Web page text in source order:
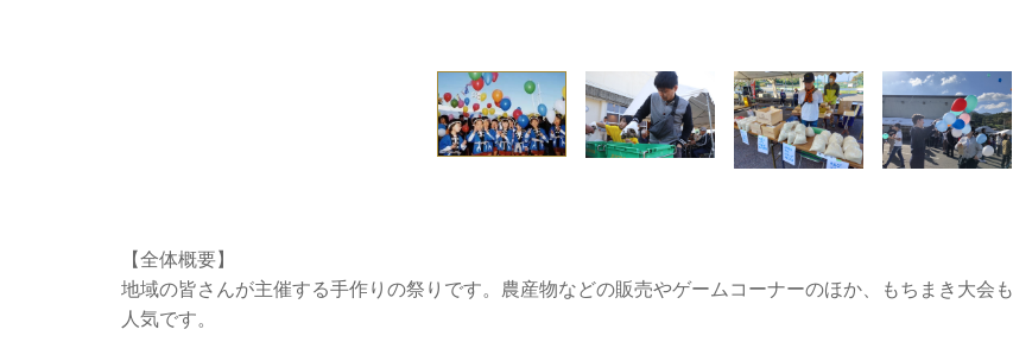
【全体概要】
地域の皆さんが主催する手作りの祭りです。農産物などの販売やゲームコーナーのほか、もちまき大会も
人気です。